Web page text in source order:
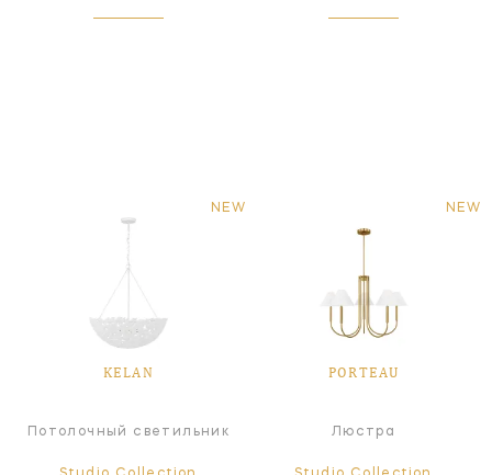
NEW
KELAN
Потолочный светильник
NEW
PORTEAU
Люстра